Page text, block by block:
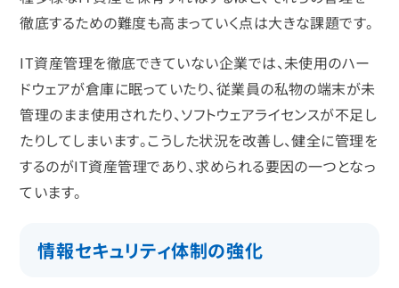
徹底するための難度も高まっていく点は大きな課題です。
IT資産管理を徹底できていない企業では、未使用のハー
ドウェアが倉庫に眠っていたり、従業員の私物の端末が未
管理のまま使用されたり、ソフトウェアライセンスが不足し
たりしてしまいます。こうした状況を改善し、健全に管理を
するのがIT資産管理であり、求められる要因の一つとなっ
ています。
情報セキュリティ体制の強化